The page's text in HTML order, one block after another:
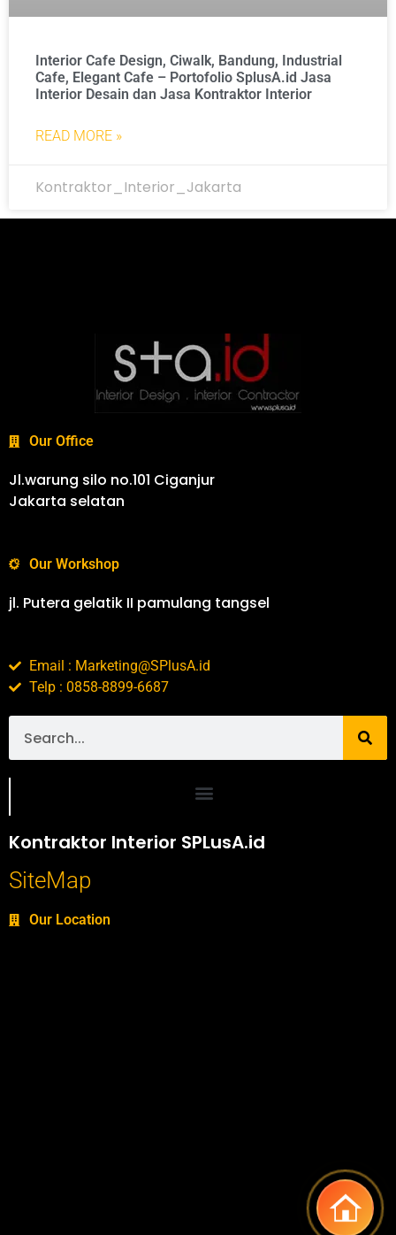
Interior Cafe Design, Ciwalk, Bandung, Industrial
Cafe, Elegant Cafe – Portofolio SplusA.id Jasa
Interior Desain dan Jasa Kontraktor Interior
READ MORE »
Kontraktor_Interior_Jakarta
Our Office
Jl.warung silo no.101 Ciganjur
Jakarta selatan
Our Workshop
jl. Putera gelatik II pamulang tangsel
Email : Marketing@SPlusA.id
Telp : 0858-8899-6687
Kontraktor Interior SPLusA.id
SiteMap
Our Location